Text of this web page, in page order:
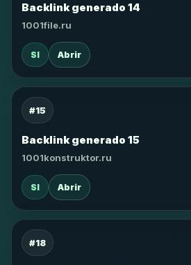
Backlink generado 14
1001file.ru
SI Abrir
#15
Backlink generado 15
1001konstruktor.ru
SI Abrir
#18